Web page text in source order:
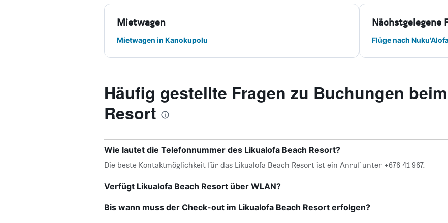
Mietwagen
Mietwagen in Kanokupolu
Nächstgelegene
Flüge nach
Häufig gestellte Fragen zu Buchungen
Resort
Wie lautet die Telefonnummer des Likualofa Beach Resort?
Die beste Kontaktmöglichkeit für das Likualofa Beach Resort ist ein Anruf unter +676 41 967.
Verfügt Likualofa Beach Resort über WLAN?
Bis wann muss der Check-out im Likualofa Beach Resort erfolgen?